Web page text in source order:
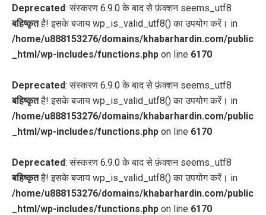
Deprecated: संस्करण 6.9.0 के बाद से फ़ंक्शन seems_utf8
बहिष्कृतहै! इसके बजाय wp_is_valid_utf8() का उपयोग करें। in
/home/u888153276/domains/khabarhardin.com/public
_html/wp-includes/functions.php on line 6170
Deprecated: संस्करण 6.9.0 के बाद से फ़ंक्शन seems_utf8
बहिष्कृतहै! इसके बजाय wp_is_valid_utf8() का उपयोग करें। in
/home/u888153276/domains/khabarhardin.com/public
_html/wp-includes/functions.php on line 6170
Deprecated: संस्करण 6.9.0 के बाद से फ़ंक्शन seems_utf8
बहिष्कृतहै! इसके बजाय wp_is_valid_utf8() का उपयोग करें। in
/home/u888153276/domains/khabarhardin.com/public
_html/wp-includes/functions.php on line 6170